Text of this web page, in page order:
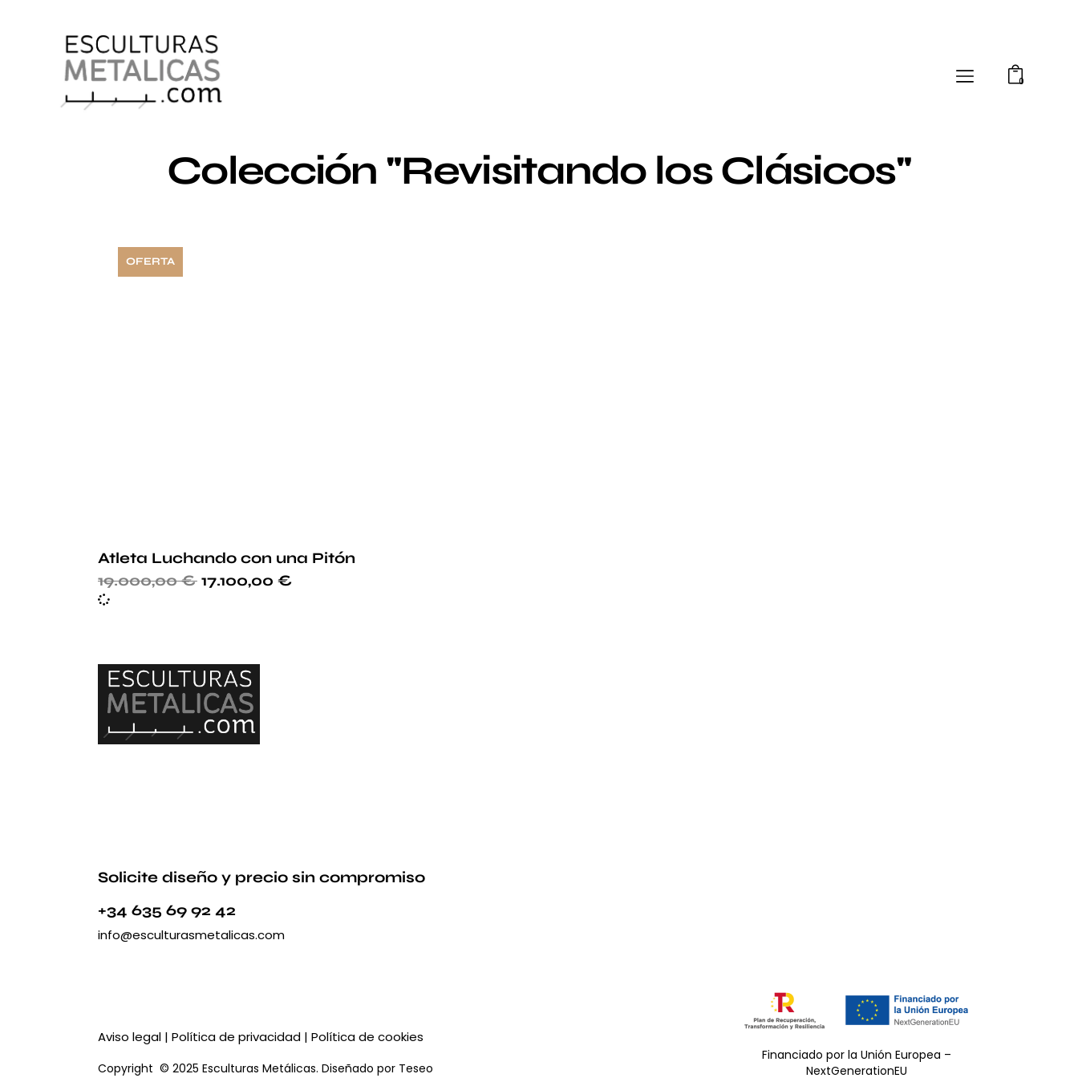
0
Colección "Revisitando los Clásicos"
OFERTA
Atleta Luchando con una Pitón
19.000,00€ 17.100,00 €
Solicite diseño y precio sin compromiso
+34 635 69 92 42
info@esculturasmetalicas.com
Aviso legal | Política de privacidad | Política de cookies
Copyright © 2025 Esculturas Metálicas. Diseñado por Teseo
Financiado por la Unión Europea –
NextGenerationEU